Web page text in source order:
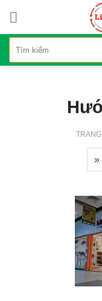
content